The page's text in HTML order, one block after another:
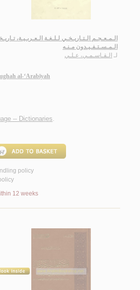
الـمـعـجـم الـتـاريـخـي لـلـغـة الـعـربـيـة،
الـمـسـتـفـيـدون مـنـه
لـ الـقـاسـمـي، عـلـي
al-‘Arabīyah
-- Dictionaries.
policy
12 weeks